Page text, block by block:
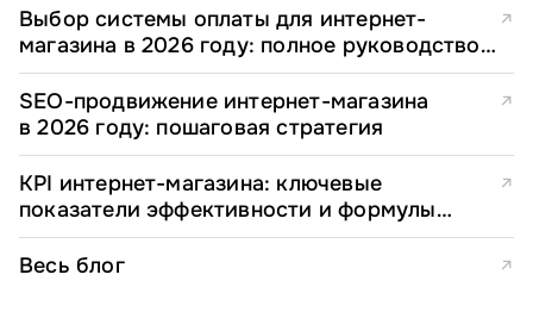
Выбор системы оплаты для интернет-
магазина в 2026 году: полное руководство
для e-commerce директоров
↗
SEO-продвижение интернет-магазина
в 2026 году: пошаговая стратегия
↗
KPI интернет-магазина: ключевые
показатели эффективности и формулы
расчета
↗
Весь блог ↗